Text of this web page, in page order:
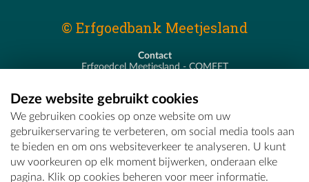
© Erfgoedbank Meetjesland
Contact
Erfgoedcel Meetjesland - COMEET
T - 09 373 75 96
E -erfgoedcel@comeet.be
Deze website gebruikt cookies
We gebruiken cookies op onze website om uw
gebruikerservaring te verbeteren, om social media tools aan
te bieden en om ons websiteverkeer te analyseren. U kunt
uw voorkeuren op elk moment bijwerken, onderaan elke
pagina. Klik op cookies beheren voor meer informatie.